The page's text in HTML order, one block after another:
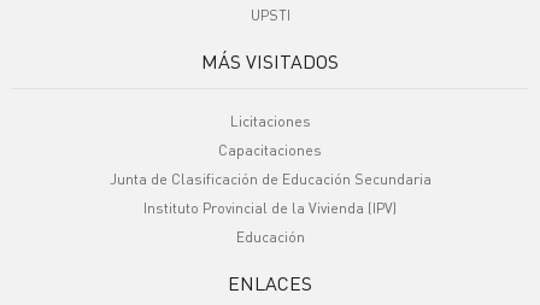
UPSTI
MÁS VISITADOS
Licitaciones
Capacitaciones
Junta de Clasificación de Educación Secundaria
Instituto Provincial de la Vivienda (IPV)
Educación
ENLACES